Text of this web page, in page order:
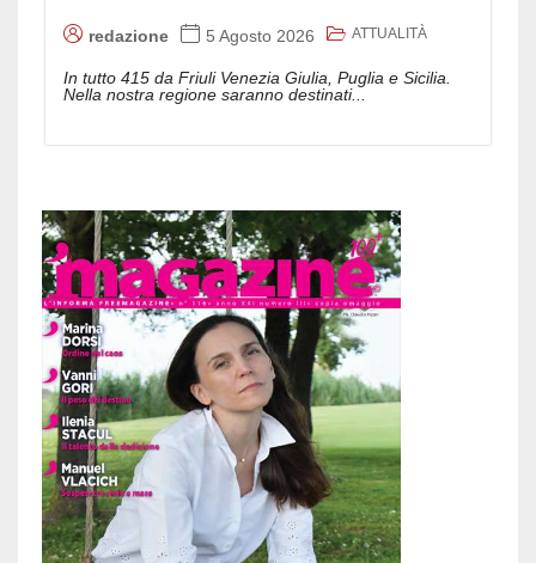
redazione 5 Agosto 2026 ATTUALITÀ
In tutto 415 da Friuli Venezia Giulia, Puglia e Sicilia.
Nella nostra regione saranno destinati...